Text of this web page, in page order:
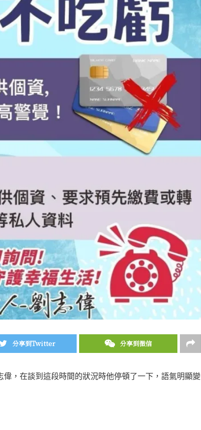
分享到Twitter 分享到微信
，在談到這段時間的狀況時他停頓了一下，語氣明顯變